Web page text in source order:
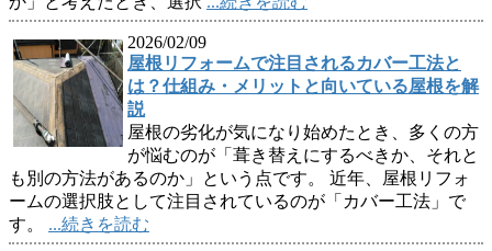
2026/02/09
屋根リフォームで注目されるカバー工法と
は？仕組み・メリットと向いている屋根を解
説
屋根の劣化が気になり始めたとき、多くの方
が悩むのが「葺き替えにするべきか、それと
も別の方法があるのか」という点です。 近年、屋根リフォ
ームの選択肢として注目されているのが「カバー工法」で
す。 ...続きを読む